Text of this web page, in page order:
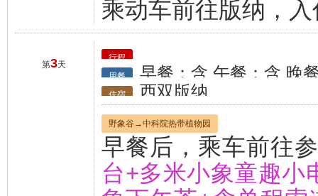
乘动车前往版纳，
第3天
行程
用餐
早餐：含 午餐：含 晚
住宿 西双版纳
野象谷→中科院热带植物园
早餐后，乘车前往
台+多米小象童趣小